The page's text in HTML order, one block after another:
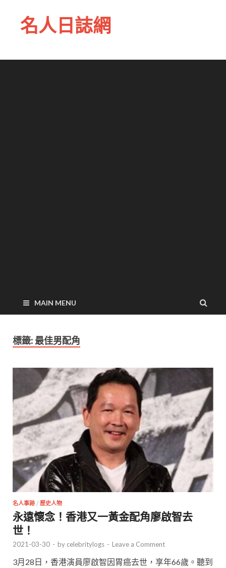
名人日誌網
MAIN MENU
標籤: 最佳男配角
名人事跡 / 歷史人物
永遠懷念！香港又一黃金配角廖啟智去
世！
2021-03-30 - by celebritylogs - Leave a Comment
3月28日，香港演員廖啟智因胃癌去世，享年66歲。聽到